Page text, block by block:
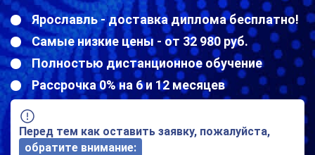
Ярославль - доставка диплома бесплатно!
Самые низкие цены - от 32 980 руб.
Полностью дистанционное обучение
Рассрочка 0% на 6 и 12 месяцев
Перед тем как оставить заявку, пожалуйста,
обратите внимание: